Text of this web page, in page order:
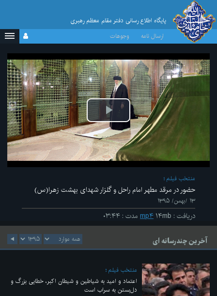
پایگاه اطلاع رسانی دفتر مقام معظم رهبری
ارسال نامه
وجوهات
پخش
ویدیو
منتخب فیلم
حضور در مرقد مطهر امام راحل و گلزار شهدای بهشت زهرا(س)
۱۳ /بهمن/ ۱۳۹۵
دریافت : mp۴ ۱۴mb مدت : ۰۳:۴۴
آخرین چندرسانه ای
منتخب فیلم
اعتماد و امید به شیاطین و شیطان اکبر، خطایی بزرگ و
دل‌بستن به سراب است